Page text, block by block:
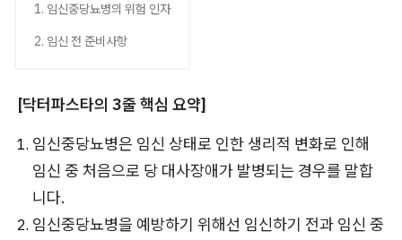
1. 임신중당뇨병의 위험 인자
2. 임신 전 준비사항
[닥터파스타의 3줄 핵심 요약]
임신중당뇨병은 임신 상태로 인한 생리적 변화로 인해
임신 중 처음으로 당 대사장애가 발병되는 경우를 말합
니다.
임신중당뇨병을 예방하기 위해선 임신하기 전과 임신 중